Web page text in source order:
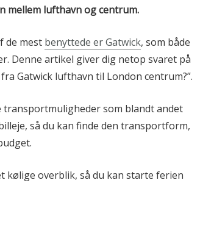
mellem lufthavn og centrum.
de mest benyttede er Gatwick, som både
Denne artikel giver dig netop svaret på
Gatwick lufthavn til London centrum?”.
transportmuligheder som blandt andet
så du kan finde den transportform,
kølige overblik, så du kan starte ferien